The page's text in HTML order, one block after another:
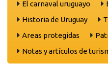
El carnaval uruguayo
Historia de Uruguay
Areas protegidas
Notas y artículos de